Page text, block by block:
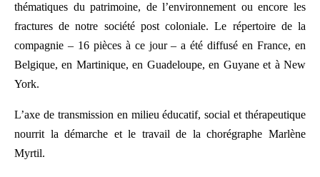
thématiques du patrimoine, de l’environnement ou encore les
fractures de notre société post coloniale. Le répertoire de la
compagnie – 16 pièces à ce jour – a été diffusé en France, en
Belgique, en Martinique, en Guadeloupe, en Guyane et à New
York.
L’axe de transmission en milieu éducatif, social et thérapeutique
nourrit la démarche et le travail de la chorégraphe Marlène
Myrtil.